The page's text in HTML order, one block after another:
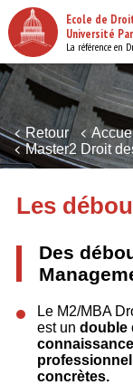
Aller
au
contenu
principal
Ecole de
Université
La référence en
Retour
Master2 Droit
Les
Des
Le M2/MBA
est un double
concrètes.